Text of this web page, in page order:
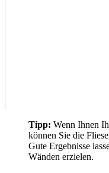
Tipp: Wenn Ihnen
können Sie die
Gute Ergebnisse
Wänden erzielen.